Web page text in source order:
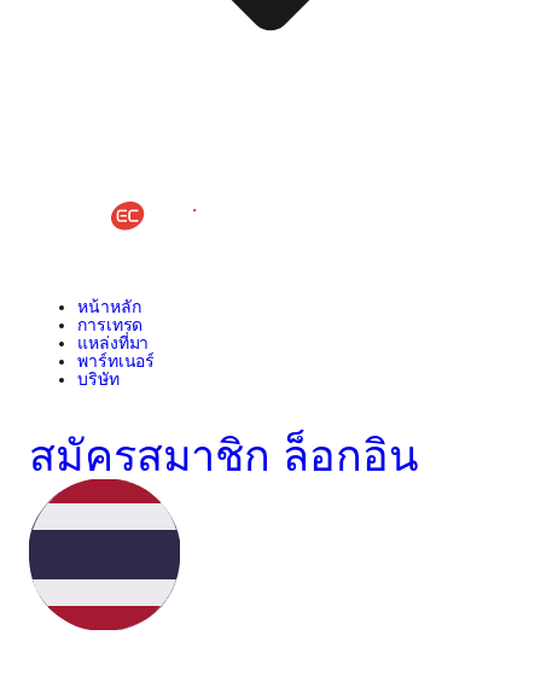
หน้าหลัก
การเทรด
แหล่งที่มา
พาร์ทเนอร์
บริษัท
สมัครสมาชิก ล็อกอิน